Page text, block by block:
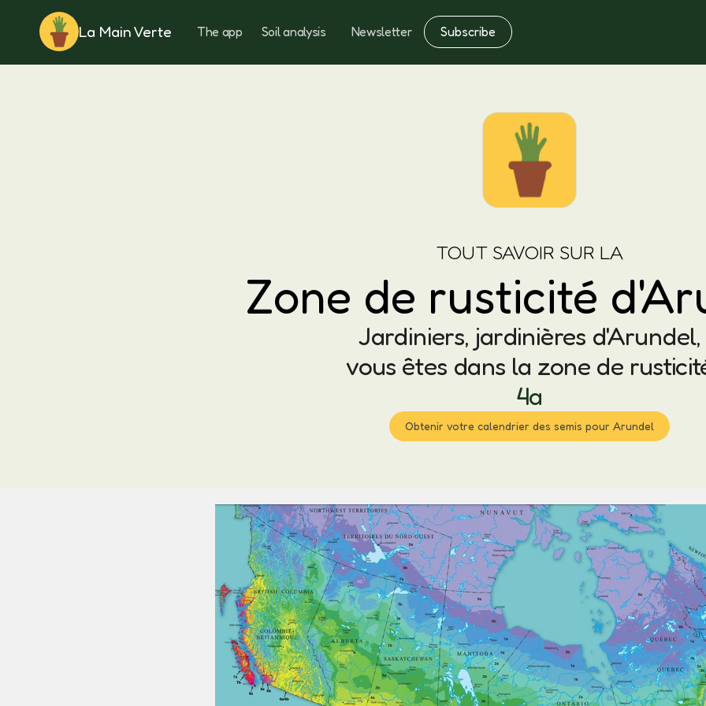
La Main Verte The app Soil analysis Newsletter Subscribe
Rotation Notes Fertilisation
TOUT SAVOIR SUR LA
Zone de rusticité
Jardiniers, jardinières d'Arundel,
vous êtes dans la zone de
4a
Obtenir votre calendrier des semis pour Arundel